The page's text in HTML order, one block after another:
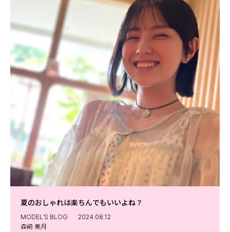
夏のおしゃれは楽ちんでもいいよね？
MODEL’S BLOG
2024.08.12
森﨑 美月